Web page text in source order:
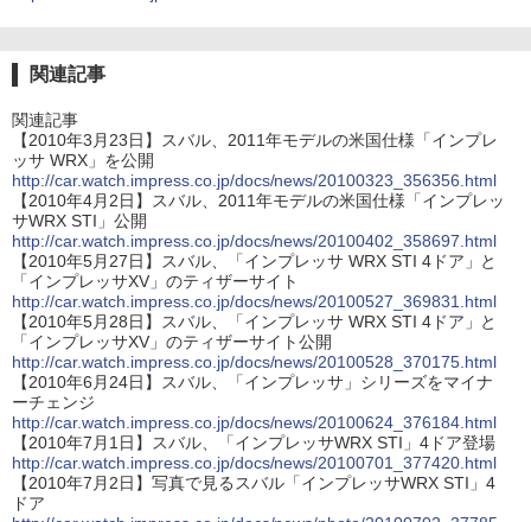
関連記事
関連記事
【2010年3月23日】スバル、2011年モデルの米国仕様「インプレ
ッサ WRX」を公開
http://car.watch.impress.co.jp/docs/news/20100323_356356.html
【2010年4月2日】スバル、2011年モデルの米国仕様「インプレッ
サWRX STI」公開
http://car.watch.impress.co.jp/docs/news/20100402_358697.html
【2010年5月27日】スバル、「インプレッサ WRX STI 4ドア」と
「インプレッサXV」のティザーサイト
http://car.watch.impress.co.jp/docs/news/20100527_369831.html
【2010年5月28日】スバル、「インプレッサ WRX STI 4ドア」と
「インプレッサXV」のティザーサイト公開
http://car.watch.impress.co.jp/docs/news/20100528_370175.html
【2010年6月24日】スバル、「インプレッサ」シリーズをマイナ
ーチェンジ
http://car.watch.impress.co.jp/docs/news/20100624_376184.html
【2010年7月1日】スバル、「インプレッサWRX STI」4ドア登場
http://car.watch.impress.co.jp/docs/news/20100701_377420.html
【2010年7月2日】写真で見るスバル「インプレッサWRX STI」4
ドア